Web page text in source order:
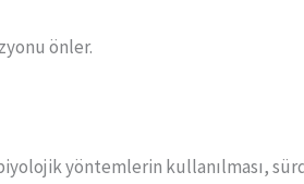
önler.
yöntemlerin kullanılması,